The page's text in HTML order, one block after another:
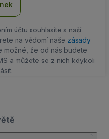
účtu souhlasíte s naší
na vědomí naše zásady
možné, že od nás budete
a můžete se z nich kdykoli